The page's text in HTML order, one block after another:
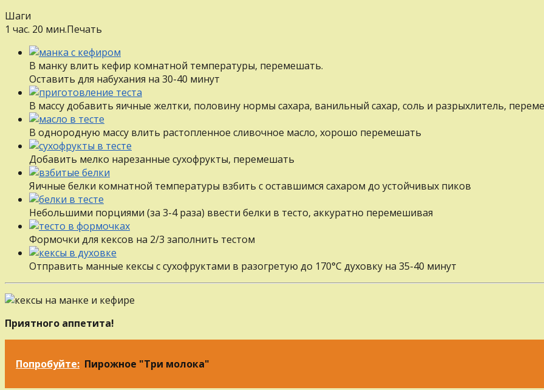
Шаги
1 час. 20 мин.Печать
В манку влить кефир комнатной температуры, перемешать.
Оставить для набухания на 30-40 минут
В массу добавить яичные желтки, половину нормы сахара, ванильный сахар, соль и разрыхлитель,
В однородную массу влить растопленное сливочное масло, хорошо перемешать
Добавить мелко нарезанные сухофрукты, перемешать
Яичные белки комнатной температуры взбить с оставшимся сахаром до устойчивых пиков
Небольшими порциями (за 3-4 раза) ввести белки в тесто, аккуратно перемешивая
Формочки для кексов на 2/3 заполнить тестом
Отправить манные кексы с сухофруктами в разогретую до 170°С духовку на 35-40 минут
Приятного аппетита!
Попробуйте: Пирожное "Три молока"